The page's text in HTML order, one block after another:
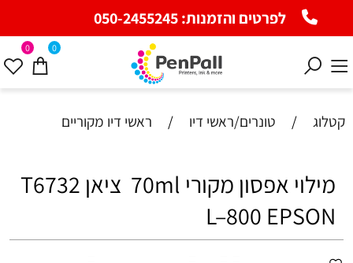
לפרטים והזמנות:050-2455245
0 0
קטלוג / טונרים/ראשי דיו / ראשי דיו מקוריים
מילוי אפסון מקורי ‎ 70ml ציאן T6732
L–800 EPSON